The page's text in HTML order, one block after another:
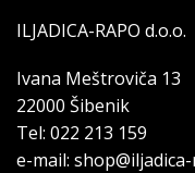
ILJADICA-RAPO d.o.o.
Ivana Meštroviča 13
22000 Šibenik
Tel: 022 213 159
e-mail: